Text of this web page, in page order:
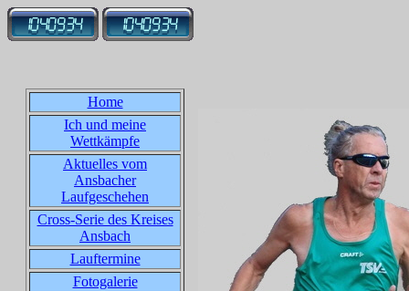
Home
Ich und meine
Wettkämpfe
Aktuelles vom
Ansbacher
Laufgeschehen
Cross-Serie des Kreises
Ansbach
Lauftermine
Fotogalerie